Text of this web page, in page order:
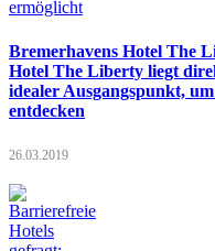
Bremerhavens Hotel The
Hotel The Liberty liegt
idealer Ausgangspunkt,
entdecken
26.03.2019